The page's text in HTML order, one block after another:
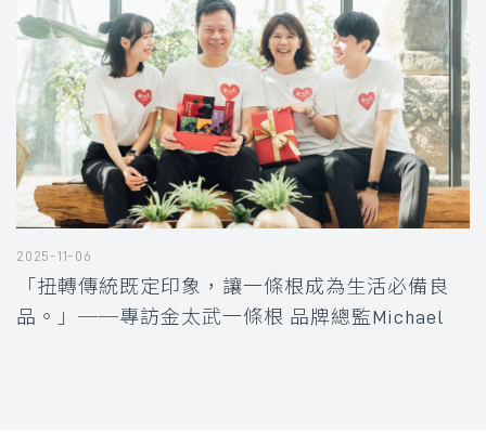
2025-11-06
「扭轉傳統既定印象，讓一條根成為生活必備良
品。」──專訪金太武一條根 品牌總監Michael